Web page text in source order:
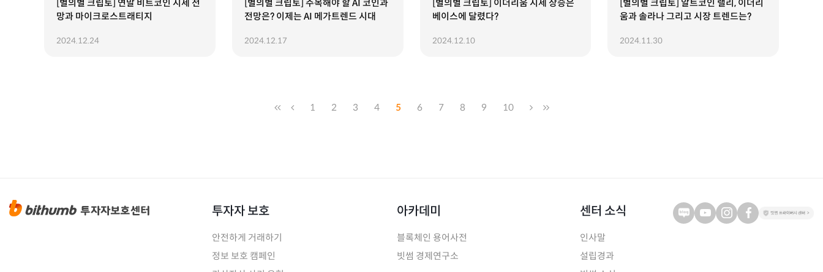
[별의별 크립토] 연말 비트코인 시세 전
망과 마이크로스트래티지
2024.12.24
[별의별 크립토] 주목해야 할 AI 코인과
전망은? 이제는 AI 메가트렌드 시대
2024.12.17
[별의별 크립토] 이더리움 시세 상승은
베이스에 달렸다?
2024.12.10
[별의별 크립토] 알트코인 랠리, 이더리
움과 솔라나 그리고 시장 트렌드는?
2024.11.30
1 2 3 4 5 6 7 8 9 10
투자자 보호
안전하게 거래하기
정보 보호 캠페인
아카데미
블록체인 용어사전
빗썸 경제연구소
센터 소식
인사말
설립경과